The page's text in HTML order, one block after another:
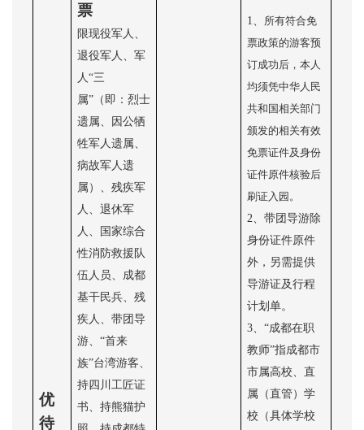
优
待
票
限现役军人、
退役军人、军
人“三
属”（即：烈士
遗属、因公牺
牲军人遗属、
病故军人遗
属）、残疾军
人、退休军
人、国家综合
性消防救援队
伍人员、成都
基干民兵、残
疾人、带团导
游、“首来
族”台湾游客、
持四川工匠证
书、持熊猫护
1、 所有符合免
票政策的游客预
订成功后，本人
均须凭中华人民
共和国相关部门
颁发的相关有效
免票证件及身份
证件原件核验后
刷证入园。
2、带团导游除
身份证件原件
外，另需提供
导游证及行程
计划单。
3、“成都在职
教师”指成都市
市属高校、直
属（直管）学
校（具体学校